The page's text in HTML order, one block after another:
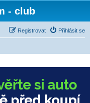
- club
Přihlásit se
Registrovat